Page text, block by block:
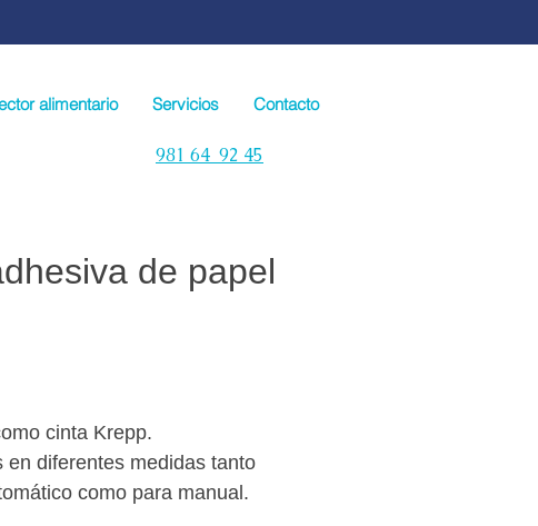
alimentario Servicios Contacto
981 64 92 45
de papel
cinta Krepp.
en diferentes medidas tanto
como para manual.